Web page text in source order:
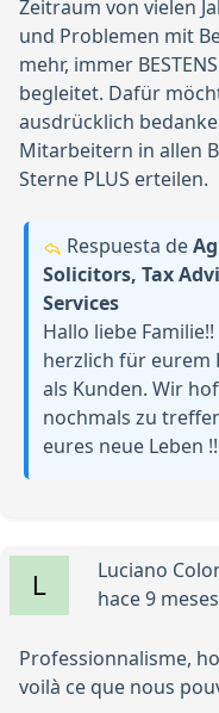
Zeitraum von vielen
und Problemen mit
mehr, immer
begleitet. Dafür
ausdrücklich
Mitarbeitern in allen
Sterne PLUS erteilen.
Respuesta de
Solicitors, Tax
Services
Hallo liebe
herzlich für eurem
als Kunden. Wir
nochmals zu
eures neue Leben !!
Luciano
hace 9
Professionnalisme,
voilà ce que nous